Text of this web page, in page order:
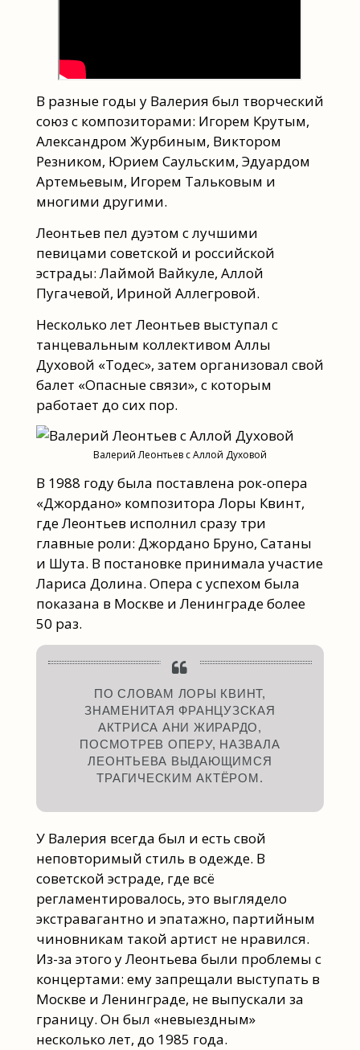
В разные годы у Валерия был творческий
союз с композиторами: Игорем Крутым,
Александром Журбиным, Виктором
Резником, Юрием Саульским, Эдуардом
Артемьевым, Игорем Тальковым и
многими другими.
Леонтьев пел дуэтом с лучшими
певицами советской и российской
эстрады: Лаймой Вайкуле, Аллой
Пугачевой, Ириной Аллегровой.
Несколько лет Леонтьев выступал с
танцевальным коллективом Аллы
Духовой «Тодес», затем организовал свой
балет «Опасные связи», с которым
работает до сих пор.
Валерий Леонтьев с Аллой Духовой
В 1988 году была поставлена рок-опера
«Джордано» композитора Лоры Квинт,
где Леонтьев исполнил сразу три
главные роли: Джордано Бруно, Сатаны
и Шута. В постановке принимала участие
Лариса Долина. Опера с успехом была
показана в Москве и Ленинграде более
50 раз.
ПО СЛОВАМ ЛОРЫ КВИНТ,
ЗНАМЕНИТАЯ ФРАНЦУЗСКАЯ
АКТРИСА АНИ ЖИРАРДО,
ПОСМОТРЕВ ОПЕРУ, НАЗВАЛА
ЛЕОНТЬЕВА ВЫДАЮЩИМСЯ
ТРАГИЧЕСКИМ АКТЁРОМ.
У Валерия всегда был и есть свой
неповторимый стиль в одежде. В
советской эстраде, где всё
регламентировалось, это выглядело
экстравагантно и эпатажно, партийным
чиновникам такой артист не нравился.
Из-за этого у Леонтьева были проблемы с
концертами: ему запрещали выступать в
Москве и Ленинграде, не выпускали за
границу. Он был «невыездным»
несколько лет, до 1985 года.